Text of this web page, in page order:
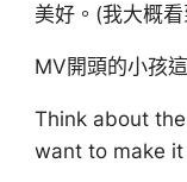
美好。(我大概
MV開頭的小孩
Think about
want to make